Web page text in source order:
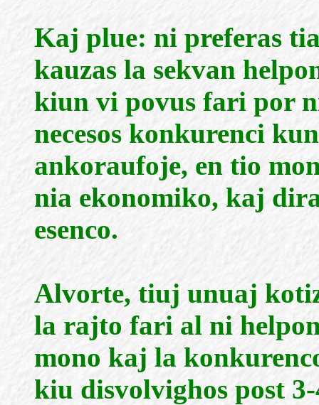
Kaj plue: ni preferas
kauzas la sekvan
kiun vi povus fari por
necesos konkurenci
ankoraufoje, en tio
nia ekonomiko, kaj
esenco.
Alvorte, tiuj unuaj
la rajto fari al ni
mono kaj la
kiu disvolvighos post